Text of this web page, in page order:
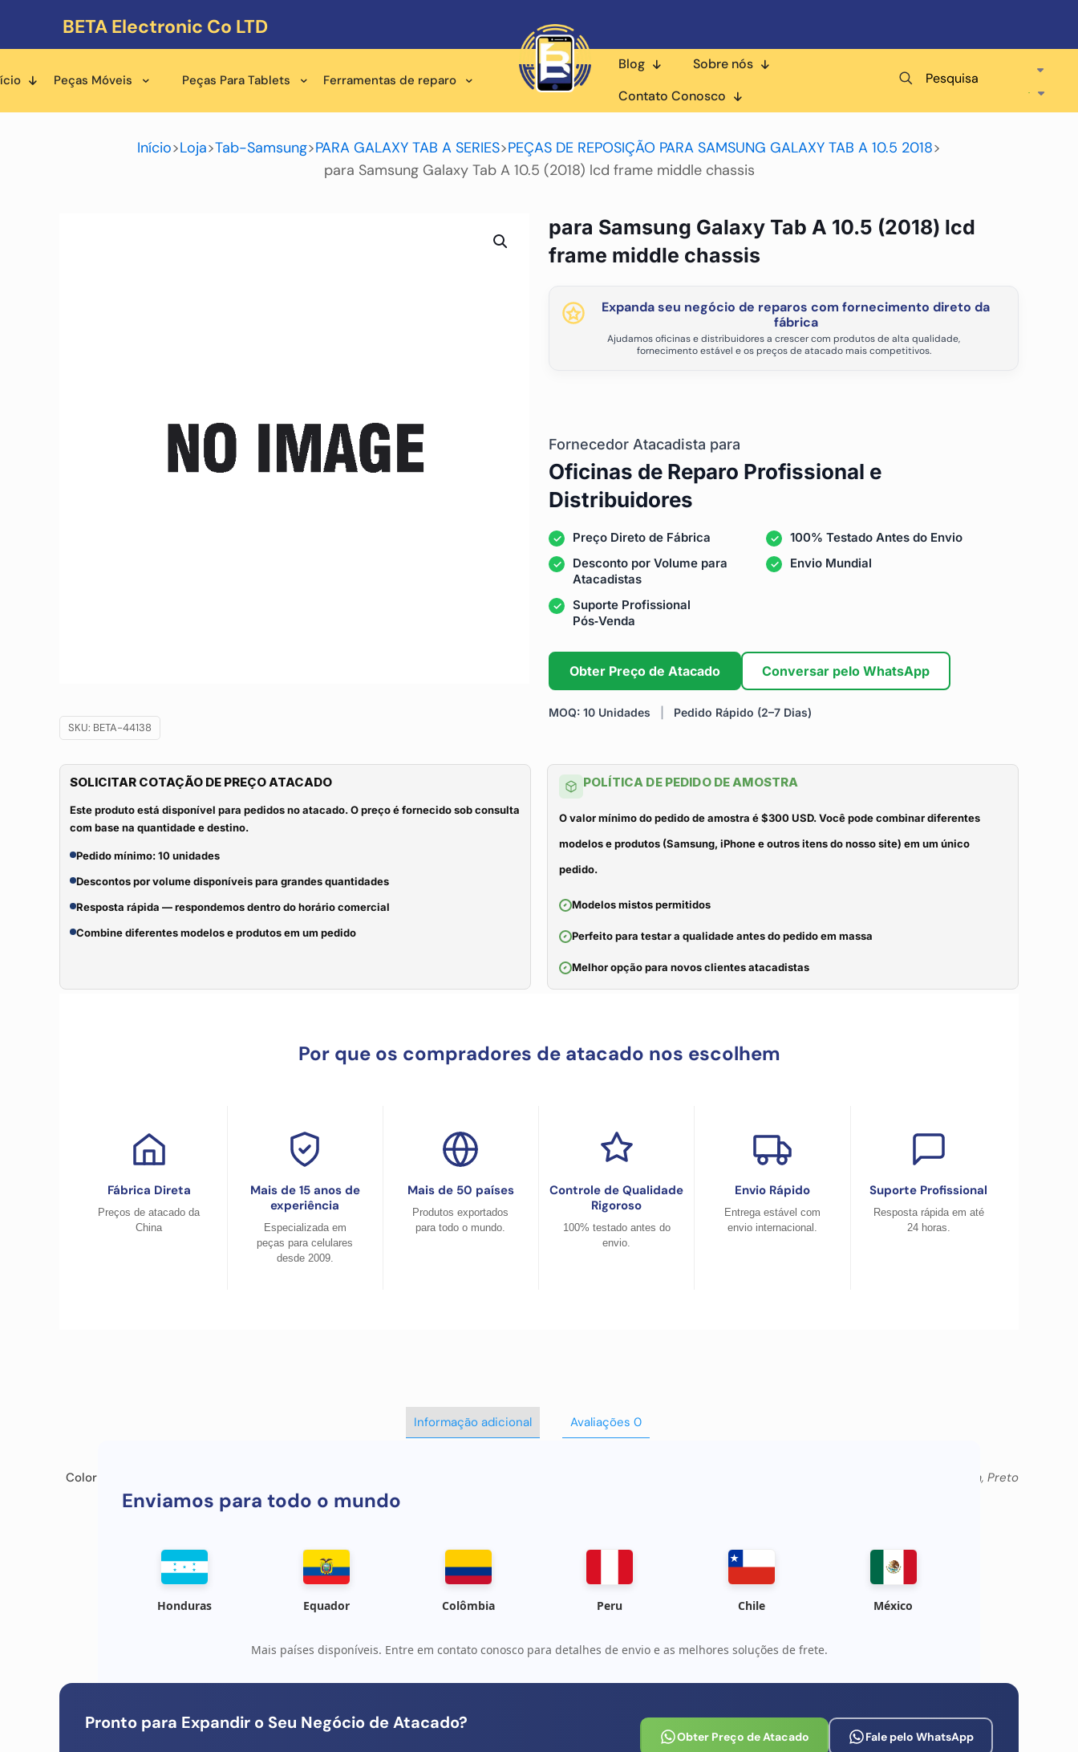
BETA Electronic Co LTD
Peças Móveis Peças Para Tablets Ferramentas de reparo
Blog
Sobre nós
Contato Conosco
Pesquisa
Início>Loja>Tab-Samsung>PARA GALAXY TAB A SERIES>PEÇAS DE REPOSIÇÃO PARA SAMSUNG GALAXY TAB A 10.5 2018>
para Samsung Galaxy Tab A 10.5 (2018) lcd frame middle chassis
para Samsung Galaxy Tab A 10.5 (2018) lcd
frame middle chassis
Expanda seu negócio de reparos com fornecimento direto da
fábrica
Ajudamos oficinas e distribuidores a crescer com produtos de alta qualidade,
fornecimento estável e os preços de atacado mais competitivos.
SKU: BETA-44138
Fornecedor Atacadista para
Oficinas de Reparo Profissional e
Distribuidores
Preço Direto de Fábrica
100% Testado Antes do Envio
Desconto por Volume para
Atacadistas
Envio Mundial
Suporte Profissional
Pós‑Venda
Obter Preço de Atacado Conversar pelo WhatsApp
MOQ: 10 Unidades Pedido Rápido (2–7 Dias)
SOLICITAR COTAÇÃO DE PREÇO ATACADO
Este produto está disponível para pedidos no atacado. O preço é fornecido sob consulta
com base na quantidade e destino.
Pedido mínimo: 10 unidades
Descontos por volume disponíveis para grandes quantidades
Resposta rápida — respondemos dentro do horário comercial
Combine diferentes modelos e produtos em um pedido
POLÍTICA DE PEDIDO DE AMOSTRA
O valor mínimo do pedido de amostra é $300 USD. Você pode combinar diferentes
modelos e produtos (Samsung, iPhone e outros itens do nosso site) em um único
pedido.
Modelos mistos permitidos
Perfeito para testar a qualidade antes do pedido em massa
Melhor opção para novos clientes atacadistas
Por que os compradores de atacado nos escolhem
Fábrica Direta
Preços de atacado da
China
Mais de 15 anos de
experiência
Especializada em
peças para celulares
desde 2009.
Mais de 50 países
Produtos exportados
para todo o mundo.
Controle de Qualidade
Rigoroso
100% testado antes do
envio.
Envio Rápido
Entrega estável com
envio internacional.
Suporte Profissional
Resposta rápida em até
24 horas.
Informação adicional Avaliações 0
Color Branco, Marinha, Preto
Enviamos para todo o mundo
Honduras Equador Colômbia Peru Chile México
Mais países disponíveis. Entre em contato conosco para detalhes de envio e as melhores soluções de frete.
Pronto para Expandir o Seu Negócio de Atacado?
Obter Preço de Atacado Fale pelo WhatsApp